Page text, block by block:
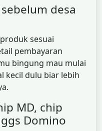
desa
sesuai
pembayaran
bingung mau mulai
kecil dulu biar lebih
MD, chip
Domino